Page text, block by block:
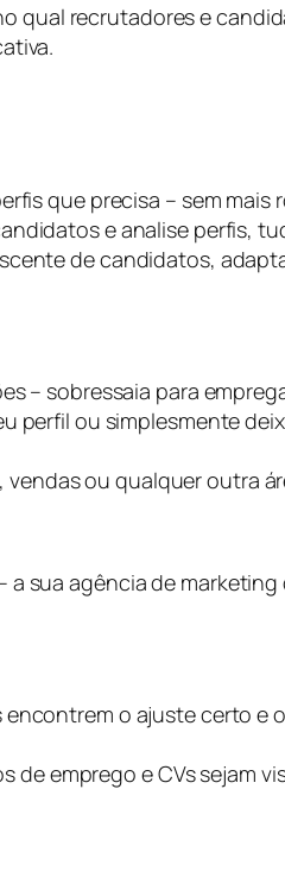
qual recrutadores e
que precisa – sem mais
e analise perfis,
de candidatos,
– sobressaia para
perfil ou simplesmente
ou qualquer outra
sua agência de
o ajuste certo e
emprego e CVs sejam